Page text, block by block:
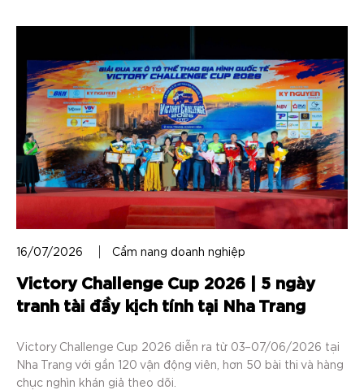
16/07/2026 Cẩm nang doanh nghiệp
Victory Challenge Cup 2026 | 5 ngày
tranh tài đầy kịch tính tại Nha Trang
Victory Challenge Cup 2026 diễn ra từ 03–07/06/2026 tại
Nha Trang với gần 120 vận động viên, hơn 50 bài thi và hàng
chục nghìn khán giả theo dõi.